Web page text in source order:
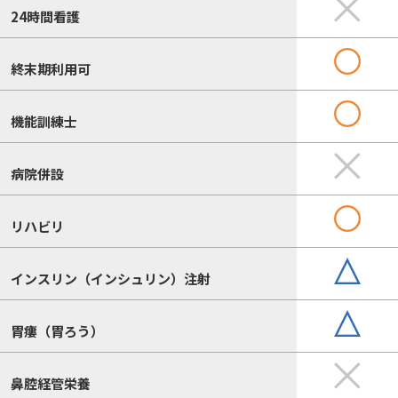
24時間看護
終末期利用可
機能訓練士
病院併設
リハビリ
インスリン（インシュリン）注射
胃瘻（胃ろう）
鼻腔経管栄養